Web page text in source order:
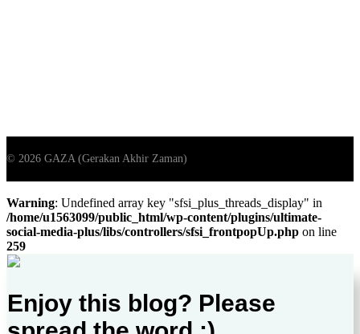
Warning: Undefined array key "sfsi_plus_threads_display" in
/home/u1563099/public_html/wp-content/plugins/ultimate-
social-media-plus/libs/controllers/sfsi_frontpopUp.php on line
259
Enjoy this blog? Please